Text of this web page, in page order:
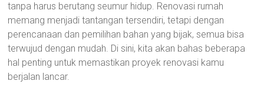
tanpa harus berutang seumur hidup. Renovasi rumah
memang menjadi tantangan tersendiri, tetapi dengan
perencanaan dan pemilihan bahan yang bijak, semua bisa
terwujud dengan mudah. Di sini, kita akan bahas beberapa
hal penting untuk memastikan proyek renovasi kamu
berjalan lancar.